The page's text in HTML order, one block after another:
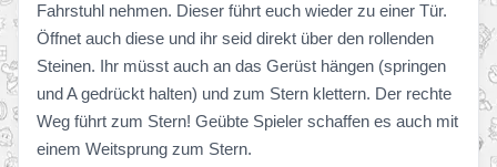
Fahrstuhl nehmen. Dieser führt euch wieder zu einer Tür.
Öffnet auch diese und ihr seid direkt über den rollenden
Steinen. Ihr müsst auch an das Gerüst hängen (springen
und A gedrückt halten) und zum Stern klettern. Der rechte
Weg führt zum Stern! Geübte Spieler schaffen es auch mit
einem Weitsprung zum Stern.